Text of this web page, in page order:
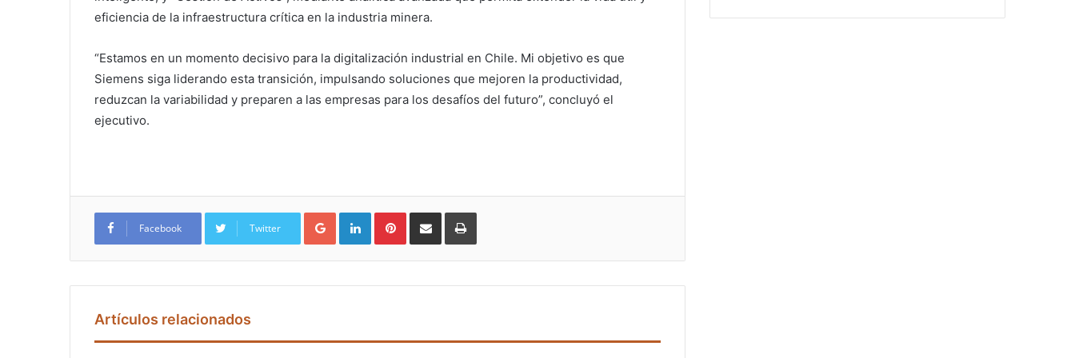
eficiencia de la infraestructura crítica en la industria minera.
“Estamos en un momento decisivo para la digitalización industrial en Chile. Mi objetivo es que
Siemens siga liderando esta transición, impulsando soluciones que mejoren la productividad,
reduzcan la variabilidad y preparen a las empresas para los desafíos del futuro”, concluyó el
ejecutivo.
Facebook Twitter
Google+ LinkedIn Pinterest
Artículos relacionados